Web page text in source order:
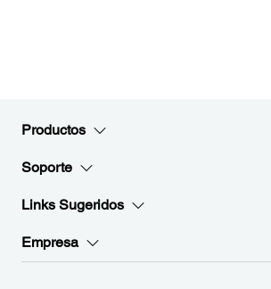
Productos
Soporte
Links Sugeridos
Empresa